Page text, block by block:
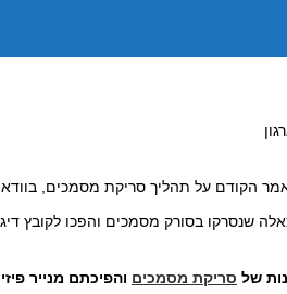
הקודם על תהליך סריקת מסמכים,
שנסרקו בסורק מסמכים והפכו לקובץ
של סריקת מסמכים והפיכתם מנייר